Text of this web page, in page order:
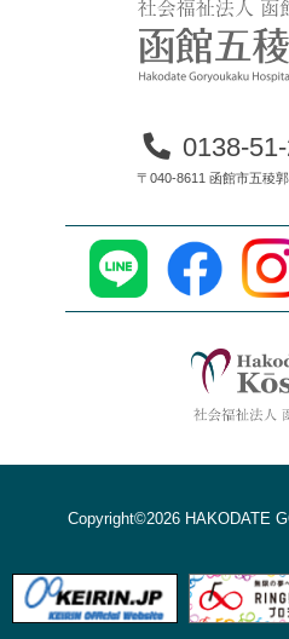
0138-
〒040-8611 函館市五稜
Copyright©2026 HAKODATE